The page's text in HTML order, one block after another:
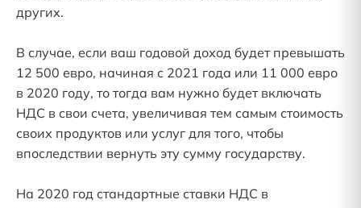
других.
В случае, если ваш годовой доход будет превышать
12 500 евро, начиная с 2021 года или 11 000 евро
в 2020 году, то тогда вам нужно будет включать
НДС в свои счета, увеличивая тем самым стоимость
своих продуктов или услуг для того, чтобы
впоследствии вернуть эту сумму государству.
На 2020 год стандартные ставки НДС в